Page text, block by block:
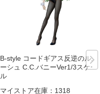
B-style コードギアス反逆のルル
ーシュ C.C.バニーVer1/3スケー
ル
マイストア在庫： 1318